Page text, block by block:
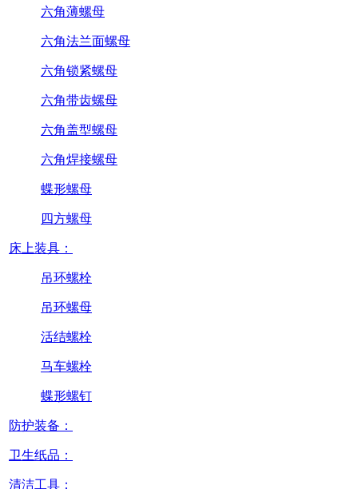
六角薄螺母
六角法兰面螺母
六角锁紧螺母
六角带齿螺母
六角盖型螺母
六角焊接螺母
蝶形螺母
四方螺母
床上装具：
吊环螺栓
吊环螺母
活结螺栓
马车螺栓
蝶形螺钉
防护装备：
卫生纸品：
清洁工具：